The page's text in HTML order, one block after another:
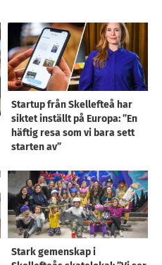
Startup från Skellefteå har
siktet inställt på Europa: ”En
häftig resa som vi bara sett
starten av”
Stark gemenskap i